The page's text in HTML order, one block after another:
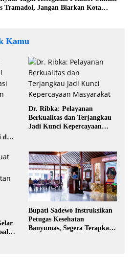
Tramadol, Jangan Biarkan Kota
Kamu
dan
Dr. Ribka: Pelayanan
Berkualitas dan Terjangkau
Jadi Kunci Kepercayaan
di
Bupati Sadewo Instruksikan
Petugas Kesehatan
Banyumas, Segera Terapkan